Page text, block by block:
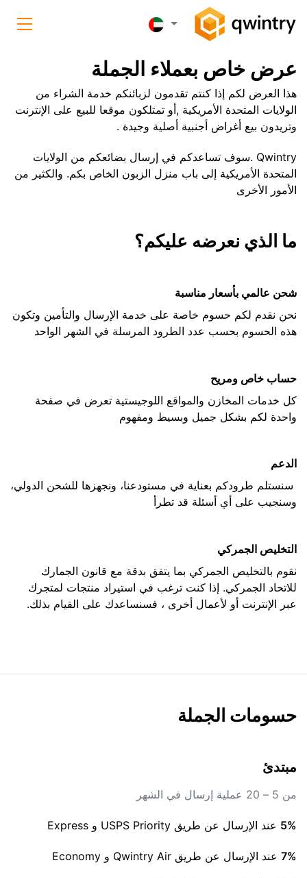
عرض خاص بعملاء الجملة
هذا العرض لكم إذا كنتم تقدمون لزبائنكم خدمة الشراء من
الولايات المتحدة الأمريكية ,أو تمتلكون موقعا للبيع على الإنترنت
وتريدون بيع أغراض أجنبية أصلية وجيدة .
Qwintry .سوف تساعدكم في إرسال بضائعكم من الولايات
المتحدة الأمريكية إلى باب منزل الزبون الخاص بكم. والكثير من
الأمور الأخرى
ما الذي نعرضه عليكم؟
شحن عالمي بأسعار مناسبة
نحن نقدم لكم حسوم خاصة على خدمة الإرسال والتأمين وتكون
هذه الحسوم بحسب عدد الطرود المرسلة في الشهر الواحد
حساب خاص ومريح
كل خدمات المخازن والمواقع اللوجيستية تعرض في صفحة
واحدة لكم بشكل جميل وبسيط ومفهوم
الدعم
سنستلم طرودكم بعناية في مستودعنا، ونجهزها للشحن الدولي،
وسنجيب على أي أسئلة قد تطرأ
التخليص الجمركي
نقوم بالتخليص الجمركي بما يتفق بدقة مع قانون الجمارك
للاتحاد الجمركي. إذا كنت ترغب في استيراد منتجات لمتجرك
عبر الإنترنت أو لأعمال أخرى ، فسنساعدك على القيام بذلك.
حسومات الجملة
مبتدئ
من 5 – 20 عملية إرسال في الشهر
5% عند الإرسال عن طريق USPS Priority و Express
7% عند الإرسال عن طريق Qwintry Air و Economy